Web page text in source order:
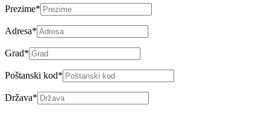
Prezime*
Adresa*
Grad*
Poštanski kod*
Država*